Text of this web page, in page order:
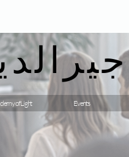
of Light Events